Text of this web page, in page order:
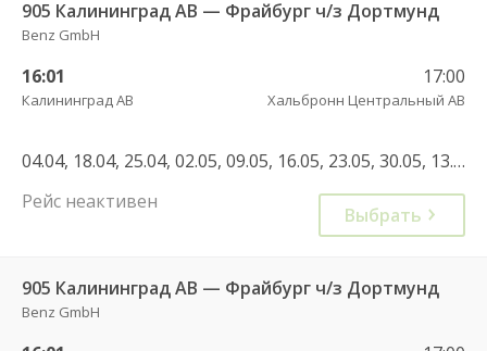
905 Калининград АВ — Фрайбург ч/з Дортмунд
Benz GmbH
16:01
Калининград АВ
17:00
Хальбронн Центральный АВ
04.04, 18.04, 25.04, 02.05, 09.05, 16.05, 23.05, 30.05, 13.06, 23.06, 30.06, 04.07, 11.07, 14.07, 25.07, 20.09, 10.10, 18.10, 24.10, 29.05, 12.06, 19.06, 26.06, 03.07, 10.07, 24.07, 07.08, 25.09
Рейс неактивен
Выбрать
905 Калининград АВ — Фрайбург ч/з Дортмунд
Benz GmbH